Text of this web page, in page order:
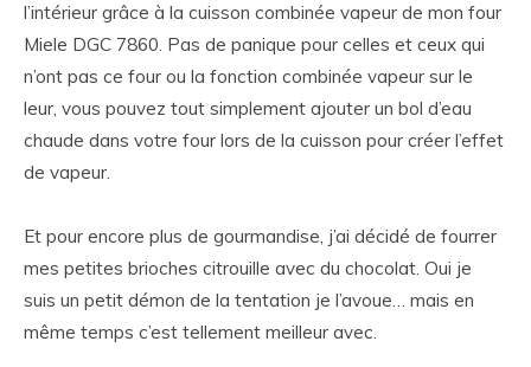
l’intérieur grâce à la cuisson combinée vapeur de mon four
Miele DGC 7860. Pas de panique pour celles et ceux qui
n’ont pas ce four ou la fonction combinée vapeur sur le
leur, vous pouvez tout simplement ajouter un bol d’eau
chaude dans votre four lors de la cuisson pour créer l’effet
de vapeur.
Et pour encore plus de gourmandise, j’ai décidé de fourrer
mes petites brioches citrouille avec du chocolat. Oui je
suis un petit démon de la tentation je l’avoue… mais en
même temps c’est tellement meilleur avec.